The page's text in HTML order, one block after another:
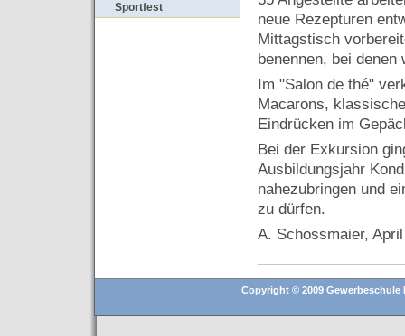
Sportfest
neue Rezepturen
Mittagstisch
benennen, bei
Im "Salon de thé"
Macarons,
Eindrücken im
Bei der Exkursion
Ausbildungsjahr
nahezubringen und
zu dürfen.
A. Schossmaier,
Copyright © 2009